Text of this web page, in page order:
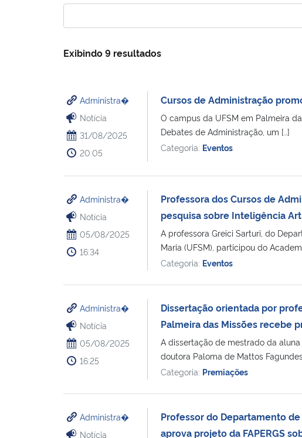
Exibindo 9 resultados
Administra�
Notícia
31/08/2025
20:05
Cursos de Administração
O campus da UFSM em Palmeira
Debates de Administração, um […]
Categoria: Eventos
Administra�
Notícia
05/08/2025
16:34
Professora dos Cursos de
pesquisa sobre Inteligência
A professora Greici Sarturi, do
Maria (UFSM), participou do
Categoria: Eventos
Administra�
Notícia
05/08/2025
16:25
Dissertação orientada por
Palmeira das Missões recebe
A dissertação de mestrado da
doutora Paloma de Mattos
Categoria: Premiações
Administra�
Notícia
Professor do Departamento
aprova projeto da FAPERGS